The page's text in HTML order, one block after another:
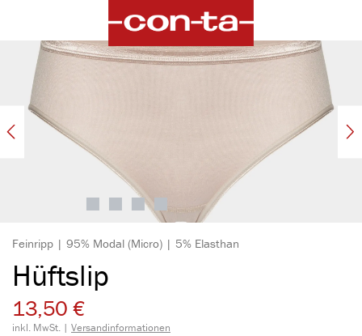
Bildergalerie überspringen
Feinripp | 95% Modal (Micro) | 5% Elasthan
Hüftslip
13,50 €
inkl. MwSt. | Versandinformationen